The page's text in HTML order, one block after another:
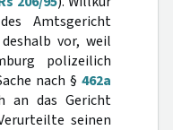
Amtsgericht
vor, weil
polizeilich
nach § 462a
an das Gericht
seinen